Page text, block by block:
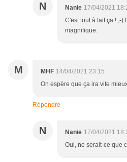
N Nanie 17/04/2021
C'est tout à fait ça ! ;-)
magnifique.
M MHF 14/04/2021 23:15
On espère que ça ira vite
Répondre
N Nanie 17/04/2021
Oui, ne serait-ce que